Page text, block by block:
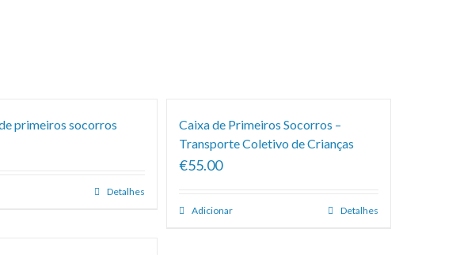
primeiros socorros
Detalhes
Caixa de Primeiros Socorros –
Transporte Coletivo de Crianças
€55.00
Adicionar Detalhes